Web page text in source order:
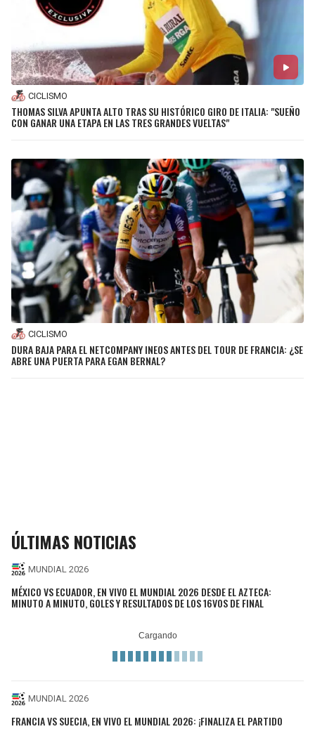
CICLISMO
THOMAS SILVA APUNTA ALTO TRAS SU HISTÓRICO GIRO DE ITALIA: "SUEÑO
CON GANAR UNA ETAPA EN LAS TRES GRANDES VUELTAS"
CICLISMO
DURA BAJA PARA EL NETCOMPANY INEOS ANTES DEL TOUR DE FRANCIA: ¿SE
ABRE UNA PUERTA PARA EGAN BERNAL?
ÚLTIMAS NOTICIAS
MUNDIAL 2026
MÉXICO VS ECUADOR, EN VIVO EL MUNDIAL 2026 DESDE EL AZTECA:
MINUTO A MINUTO, GOLES Y RESULTADOS DE LOS 16VOS DE FINAL
MUNDIAL 2026
FRANCIA VS SUECIA, EN VIVO EL MUNDIAL 2026: ¡FINALIZA EL PARTIDO